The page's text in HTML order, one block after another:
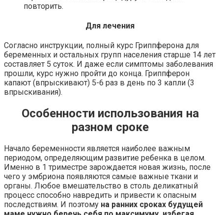
повторить.
Для лечения
Согласно инструкции, полный курс Гриппферона для
беременных и остальных групп населения старше 14 лет
составляет 5 суток. И даже если симптомы заболевания
прошли, курс нужно пройти до конца. Гриппферон
капают (впрыскивают) 5-6 раз в день по 3 капли (3
впрыскивания).
Особенности использования на
разном сроке
Начало беременности является наиболее важным
периодом, определяющим развитие ребенка в целом.
Именно в 1 триместре зарождается новая жизнь, после
чего у эмбриона появляются самые важные ткани и
органы. Любое вмешательство в столь деликатный
процесс способно навредить и привести к опасным
последствиям. И поэтому на ранних сроках будущей